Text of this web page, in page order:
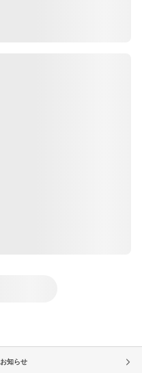
お知らせ